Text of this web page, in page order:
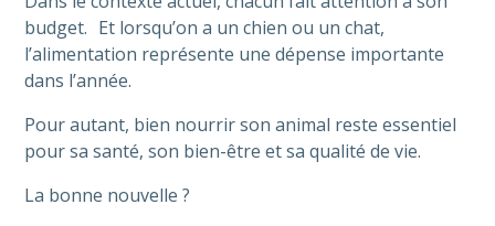
budget. Et lorsqu’on a un chien ou un chat,
l’alimentation représente une dépense importante
dans l’année.
Pour autant, bien nourrir son animal reste essentiel
pour sa santé, son bien-être et sa qualité de vie.
La bonne nouvelle ?